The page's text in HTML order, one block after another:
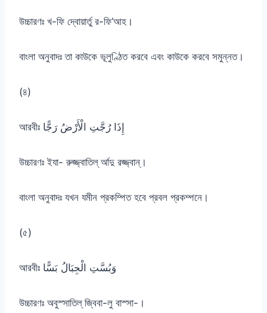
উচ্চারণঃ খ-ফি দ্বোয়ার্তু র-ফি‘আহ।
বাংলা অনুবাদঃ তা কাউকে ভূলুণ্ঠিত করবে এবং কাউকে করবে সমুন্নত।
(৪)
আরবীঃ إِذَا رُجَّتِ الْأَرْضُ رَجًّا
উচ্চারণঃ ইযা- রুজ্জ্বাতিল্ র্আদু রজ্জ্বান্।
বাংলা অনুবাদঃ যখন যমীন প্রকম্পিত হবে প্রবল প্রকম্পনে।
(৫)
আরবীঃ وَبُسَّتِ الْجِبَالُ بَسًّا
উচ্চারণঃ অবুস্সাতিল্ জ্বিবা-লু বাস্সা-।